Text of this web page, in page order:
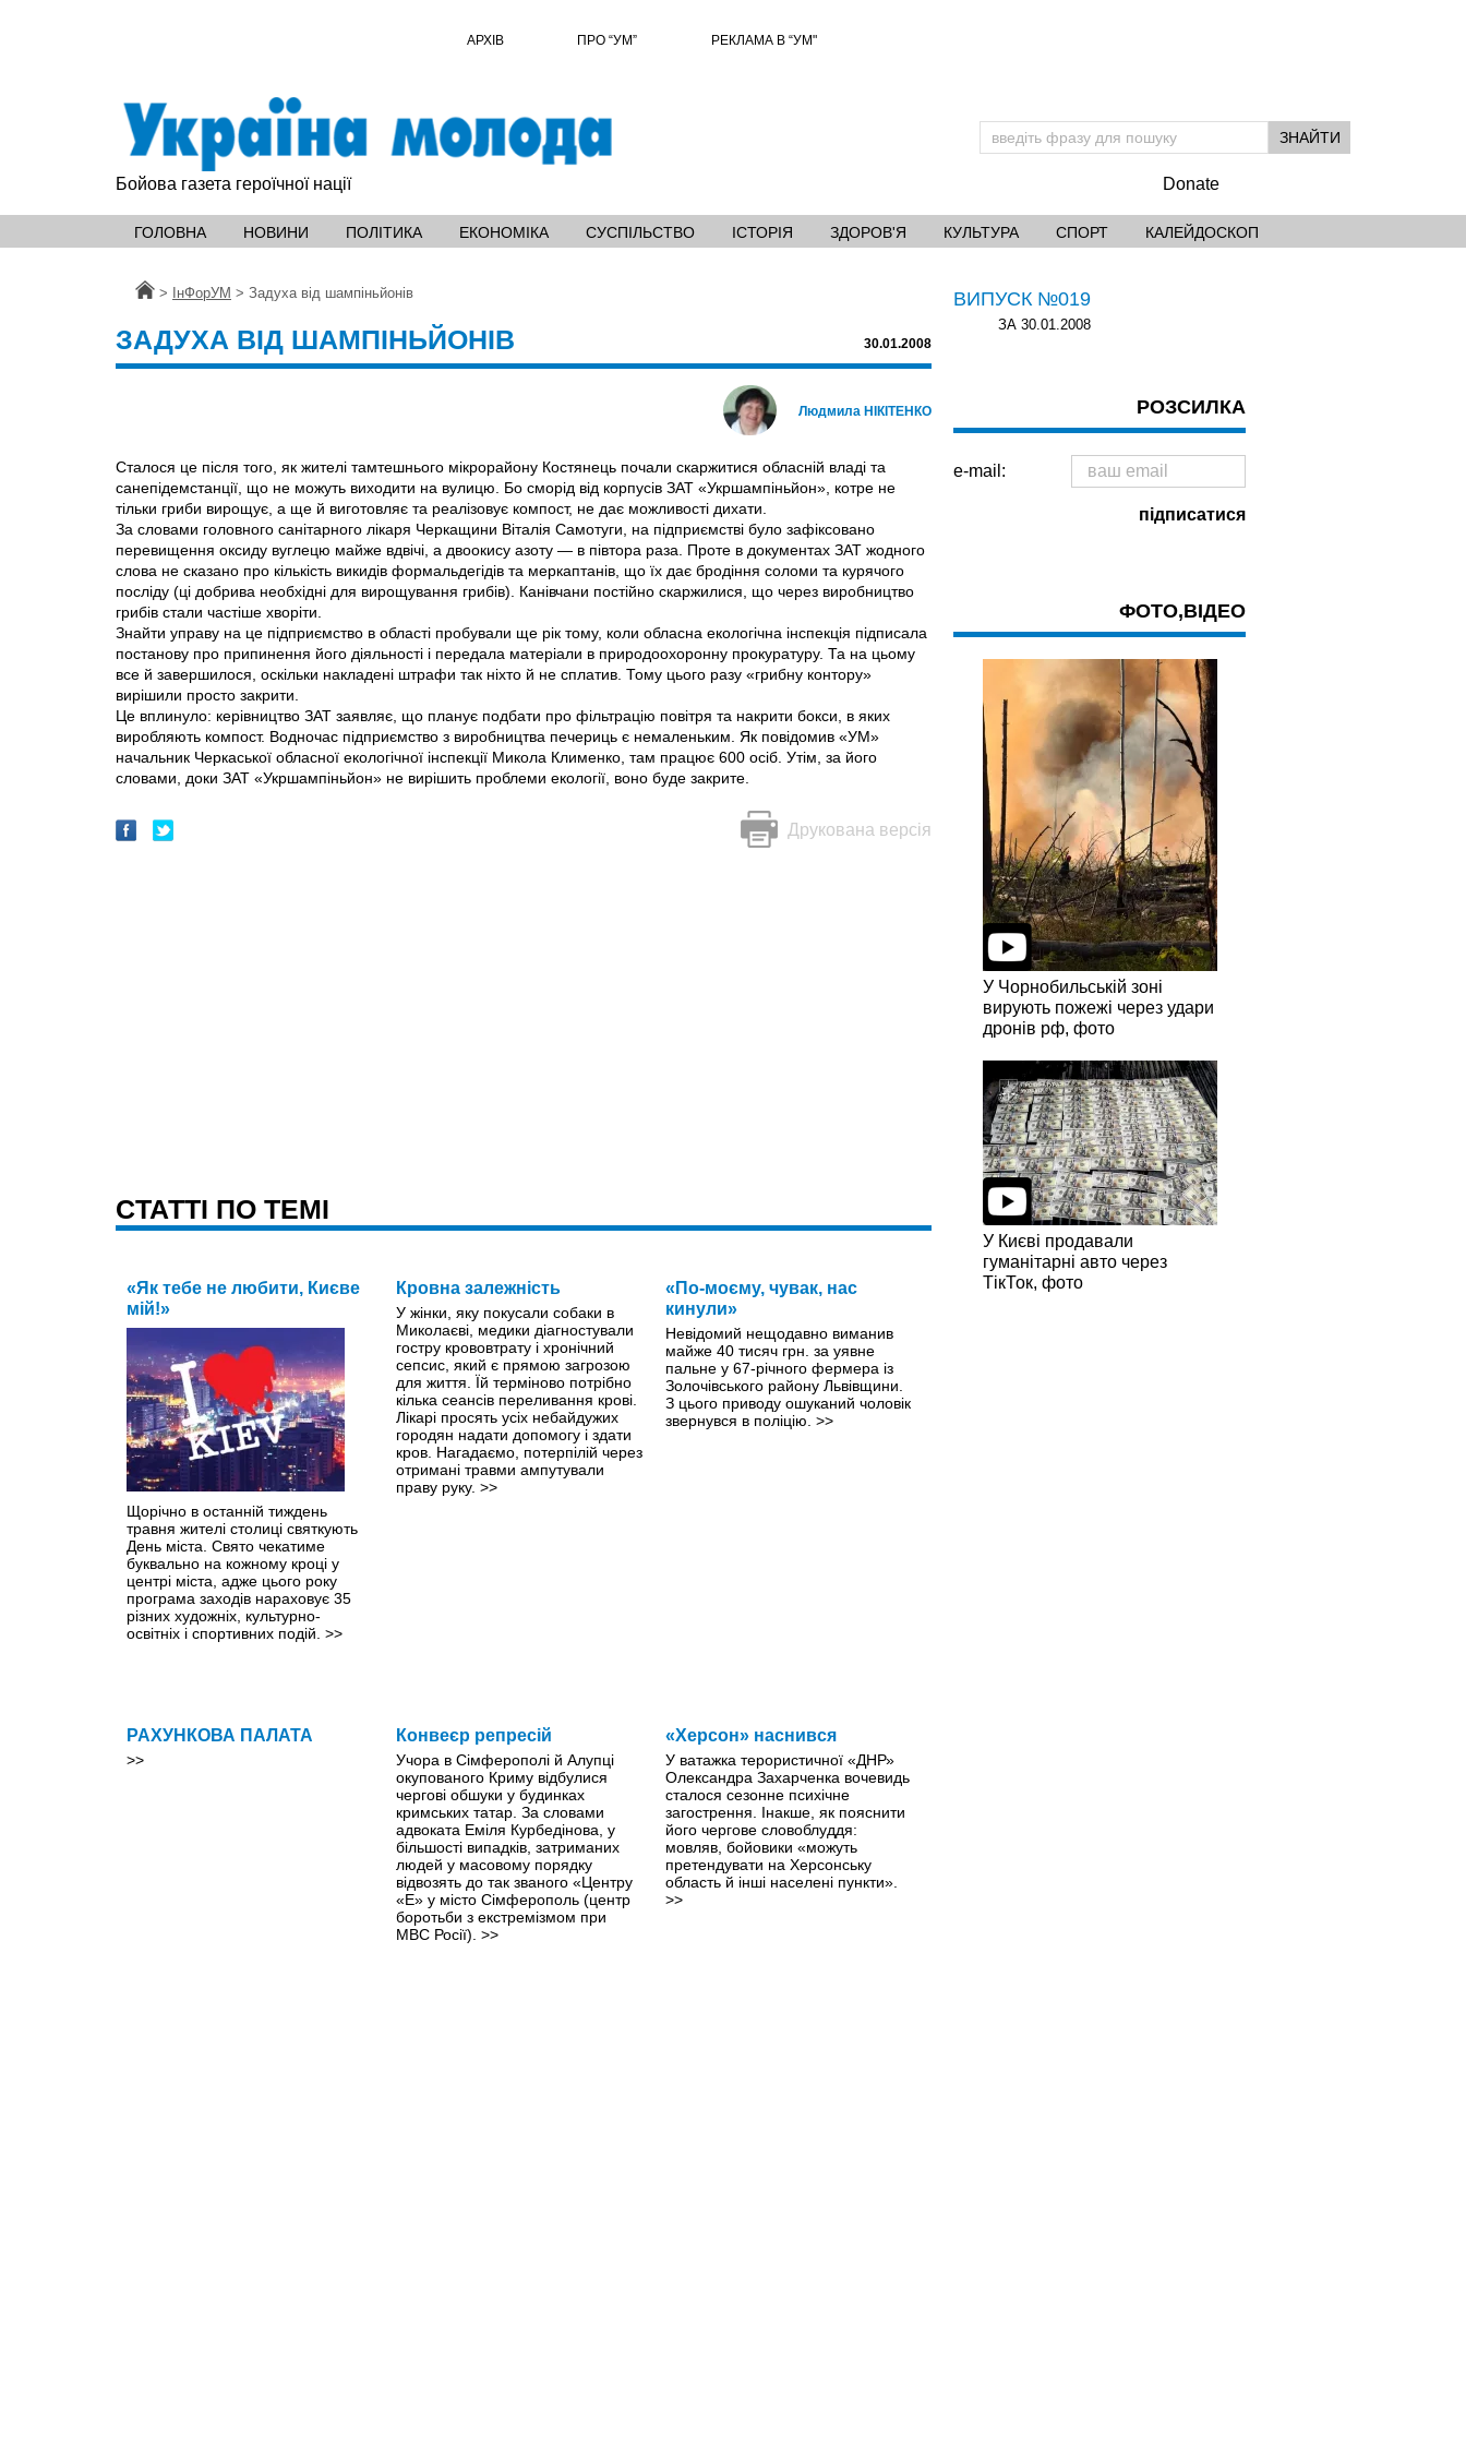
АРХІВ ПРО “УМ” РЕКЛАМА В “УМ"
Бойова газета героїчної нації Donate
ГОЛОВНА НОВИНИ ПОЛІТИКА ЕКОНОМІКА СУСПІЛЬСТВО ІСТОРІЯ ЗДОРОВ'Я КУЛЬТУРА СПОРТ КАЛЕЙДОСКОП
Головна
> ІнФорУМ > Задуха від шампіньйонів
ЗАДУХА ВІД ШАМПІНЬЙОНІВ 30.01.2008
Людмила НІКІТЕНКО
Сталося це після того, як жителі тамтешнього мікрорайону Костянець почали скаржитися обласній владі та
санепідемстанції, що не можуть виходити на вулицю. Бо сморід від корпусів ЗАТ «Укршампіньйон», котре не
тільки гриби вирощує, а ще й виготовляє та реалізовує компост, не дає можливості дихати.
За словами головного санітарного лікаря Черкащини Віталія Самотуги, на підприємстві було зафіксовано
перевищення оксиду вуглецю майже вдвічі, а двоокису азоту — в півтора раза. Проте в документах ЗАТ жодного
слова не сказано про кількість викидів формальдегідів та меркаптанів, що їх дає бродіння соломи та курячого
посліду (ці добрива необхідні для вирощування грибів). Канівчани постійно скаржилися, що через виробництво
грибів стали частіше хворіти.
Знайти управу на це підприємство в області пробували ще рік тому, коли обласна екологічна інспекція підписала
постанову про припинення його діяльності і передала матеріали в природоохоронну прокуратуру. Та на цьому
все й завершилося, оскільки накладені штрафи так ніхто й не сплатив. Тому цього разу «грибну контору»
вирішили просто закрити.
Це вплинуло: керівництво ЗАТ заявляє, що планує подбати про фільтрацію повітря та накрити бокси, в яких
виробляють компост. Водночас підприємство з виробництва печериць є немаленьким. Як повідомив «УМ»
начальник Черкаської обласної екологічної інспекції Микола Клименко, там працює 600 осіб. Утім, за його
словами, доки ЗАТ «Укршампіньйон» не вирішить проблеми екології, воно буде закрите.
Друкована версія
CТАТТІ ПО ТЕМІ
«Як тебе не любити, Києве
мій!»
Щорічно в останній тиждень
травня жителі столиці святкують
День міста. Свято чекатиме
буквально на кожному кроці y
центрі міста, адже цього року
програма заходів нараховує 35
різних художніх, культурно-
освітніх і спортивних подій. >>
Кровна залежність
У жінки, яку покусали собаки в
Миколаєві, медики діагностували
гостру крововтрату і хронічний
сепсис, який є прямою загрозою
для життя. Їй терміново потрібно
кілька сеансів переливання крові.
Лікарі просять усіх небайдужих
городян надати допомогу і здати
кров. Нагадаємо, потерпілій через
отримані травми ампутували
праву руку. >>
«По-моєму, чувак, нас
кинули»
Невідомий нещодавно виманив
майже 40 тисяч грн. за уявне
пальне у 67-річного фермера із
Золочівського району Львівщини.
З цього приводу ошуканий чоловік
звернувся в поліцію. >>
РАХУНКОВА ПАЛАТА
>>
Конвеєр репресій
Учора в Сімферополі й Алупці
окупованого Криму відбулися
чергові обшуки у будинках
кримських татар. За словами
адвоката Еміля Курбедінова, у
більшості випадків, затриманих
людей у масовому порядку
відвозять до так званого «Центру
«Е» у місто Сімферополь (центр
боротьби з екстремізмом при
МВС Росії). >>
«Херсон» наснився
У ватажка терористичної «ДНР»
Олександра Захарченка вочевидь
сталося сезонне психічне
загострення. Інакше, як пояснити
його чергове словоблуддя:
мовляв, бойовики «можуть
претендувати на Херсонську
область й інші населені пункти».
>>
ВИПУСК №019
ЗА 30.01.2008
РОЗСИЛКА
e-mail:
ФОТО,ВІДЕО
У Чорнобильській зоні
вирують пожежі через удари
дронів рф, фото
У Києві продавали
гуманітарні авто через
ТікТок, фото